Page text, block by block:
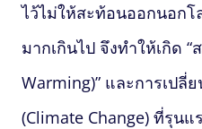
ไว้ไม่ให้สะท้อนออกนอกโ
มากเกินไป จึงทำให้เกิด
Warming)” และการเป
(Climate Change) ที่รุนแ